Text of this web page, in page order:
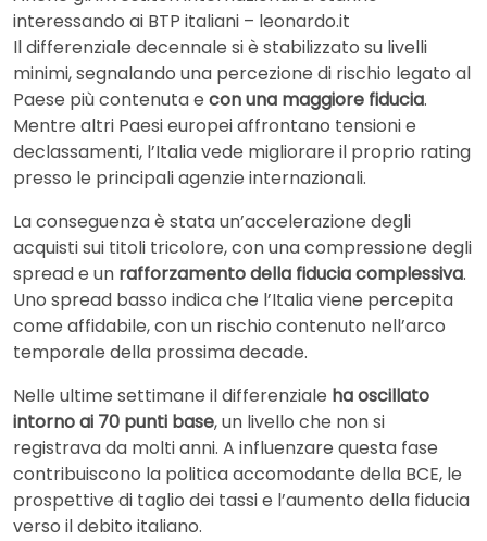
interessando ai BTP italiani – leonardo.it
Il differenziale decennale si è stabilizzato su livelli
minimi, segnalando una percezione di rischio legato al
Paese più contenuta e con una maggiore fiducia.
Mentre altri Paesi europei affrontano tensioni e
declassamenti, l’Italia vede migliorare il proprio rating
presso le principali agenzie internazionali.
La conseguenza è stata un’accelerazione degli
acquisti sui titoli tricolore, con una compressione degli
spread e un rafforzamento della fiducia complessiva.
Uno spread basso indica che l’Italia viene percepita
come affidabile, con un rischio contenuto nell’arco
temporale della prossima decade.
Nelle ultime settimane il differenziale ha oscillato
intorno ai 70 punti base, un livello che non si
registrava da molti anni. A influenzare questa fase
contribuiscono la politica accomodante della BCE, le
prospettive di taglio dei tassi e l’aumento della fiducia
verso il debito italiano.